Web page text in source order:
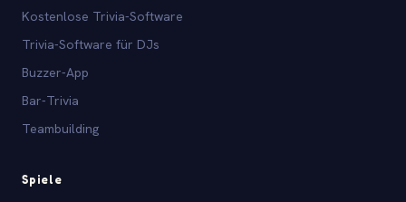
Kostenlose Trivia-Software
Trivia-Software für DJs
Buzzer-App
Bar-Trivia
Teambuilding
Spiele